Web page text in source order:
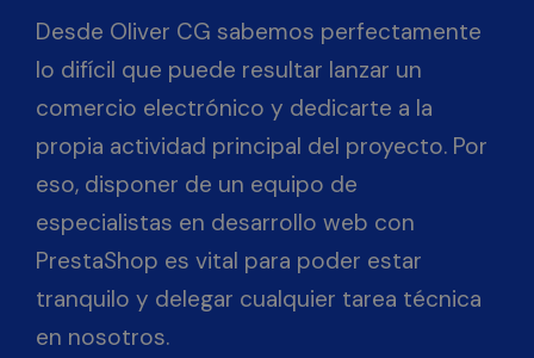
Desde Oliver CG sabemos perfectamente
lo difícil que puede resultar lanzar un
comercio electrónico y dedicarte a la
propia actividad principal del proyecto. Por
eso, disponer de un equipo de
especialistas en desarrollo web con
PrestaShop es vital para poder estar
tranquilo y delegar cualquier tarea técnica
en nosotros.